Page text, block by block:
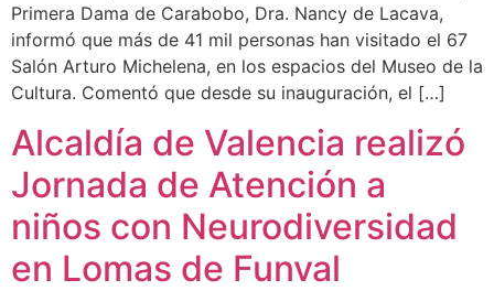
Primera Dama de Carabobo, Dra. Nancy de Lacava,
informó que más de 41 mil personas han visitado el 67
Salón Arturo Michelena, en los espacios del Museo de la
Cultura. Comentó que desde su inauguración, el […]
Alcaldía de Valencia realizó
Jornada de Atención a
niños con Neurodiversidad
en Lomas de Funval